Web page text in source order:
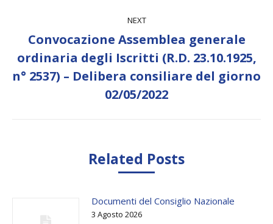
NEXT
Next
post:
Convocazione Assemblea generale
ordinaria degli Iscritti (R.D. 23.10.1925,
n° 2537) – Delibera consiliare del giorno
02/05/2022
Related Posts
Documenti del Consiglio Nazionale
3 Agosto 2026